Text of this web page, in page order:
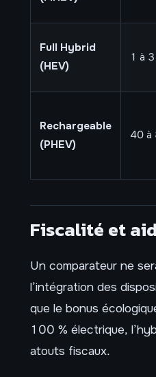
Full Hybrid
(HEV)
1 à
Rechargeable
(PHEV)
40 à
Fiscalité et
Un comparateur ne
l’intégration des
que le bonus
100 % électrique,
atouts fiscaux.